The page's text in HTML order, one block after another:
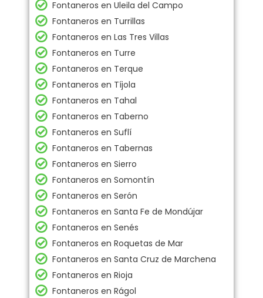
Fontaneros en Uleila del Campo
Fontaneros en Turrillas
Fontaneros en Las Tres Villas
Fontaneros en Turre
Fontaneros en Terque
Fontaneros en Tíjola
Fontaneros en Tahal
Fontaneros en Taberno
Fontaneros en Suflí
Fontaneros en Tabernas
Fontaneros en Sierro
Fontaneros en Somontín
Fontaneros en Serón
Fontaneros en Santa Fe de Mondújar
Fontaneros en Senés
Fontaneros en Roquetas de Mar
Fontaneros en Santa Cruz de Marchena
Fontaneros en Rioja
Fontaneros en Rágol